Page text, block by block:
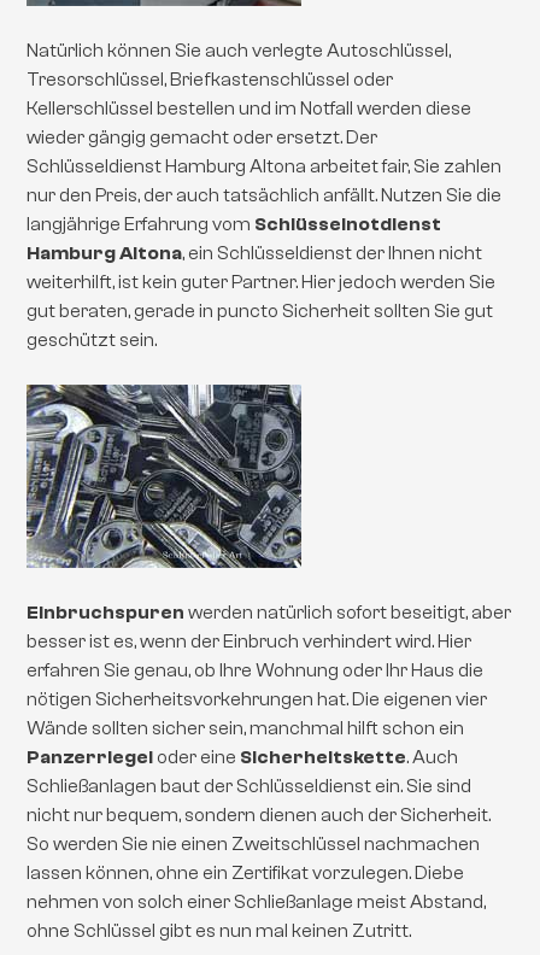
Natürlich können Sie auch verlegte Autoschlüssel,
Tresorschlüssel, Briefkastenschlüssel oder
Kellerschlüssel bestellen und im Notfall werden diese
wieder gängig gemacht oder ersetzt. Der
Schlüsseldienst Hamburg Altona arbeitet fair, Sie zahlen
nur den Preis, der auch tatsächlich anfällt. Nutzen Sie die
langjährige Erfahrung vom Schlüsselnotdienst
Hamburg Altona, ein Schlüsseldienst der Ihnen nicht
weiterhilft, ist kein guter Partner. Hier jedoch werden Sie
gut beraten, gerade in puncto Sicherheit sollten Sie gut
geschützt sein.
Einbruchspuren werden natürlich sofort beseitigt, aber
besser ist es, wenn der Einbruch verhindert wird. Hier
erfahren Sie genau, ob Ihre Wohnung oder Ihr Haus die
nötigen Sicherheitsvorkehrungen hat. Die eigenen vier
Wände sollten sicher sein, manchmal hilft schon ein
Panzerriegel oder eine Sicherheitskette. Auch
Schließanlagen baut der Schlüsseldienst ein. Sie sind
nicht nur bequem, sondern dienen auch der Sicherheit.
So werden Sie nie einen Zweitschlüssel nachmachen
lassen können, ohne ein Zertifikat vorzulegen. Diebe
nehmen von solch einer Schließanlage meist Abstand,
ohne Schlüssel gibt es nun mal keinen Zutritt.